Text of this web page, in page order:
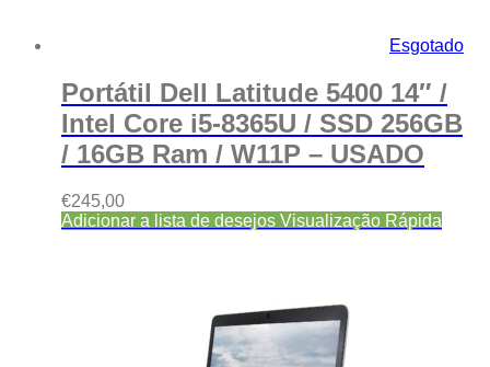
Esgotado
Portátil Dell Latitude 5400 14″ /
Intel Core i5-8365U / SSD 256GB
/ 16GB Ram / W11P – USADO
€245,00
Adicionar a lista de desejos Visualização Rápida